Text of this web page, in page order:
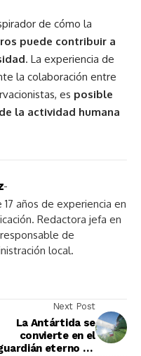
de cómo la
puede contribuir a
. La experiencia de
la colaboración entre
es posible
la actividad humana
-
años de experiencia en
Redactora jefa en
de
local.
Next Post
La Antártida se
convierte en el
eterno de